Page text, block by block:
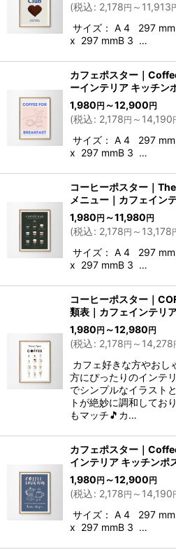
(税込: 2,178円 ～11,913
サイズ： A 4 297
x 297 mmB 3 …
カフェポスター｜
ーインテリア キッチン
1,980円 ～12,900円
(税込: 2,178円 ～14,190
サイズ： A 4 297
x 297 mmB 3 …
コーヒーポスター｜
メニュー｜カフェイン
1,980円 ～11,980円
(税込: 2,178円 ～13,178
サイズ： A 4 297
x 297 mmB 3 …
コーヒーポスター｜
類表｜カフェインテリ
1,980円 ～12,980円
(税込: 2,178円 ～14,278
カフェ好きな方やおし
方にぴったりのインテ
でシンプルなイラスト
トが絶妙に調和してお
もマッチ🎵カ…
カフェポスター｜
インテリア キッチンポ
1,980円 ～12,900円
(税込: 2,178円 ～14,190
サイズ： A 4 297
x 297 mmB 3 …